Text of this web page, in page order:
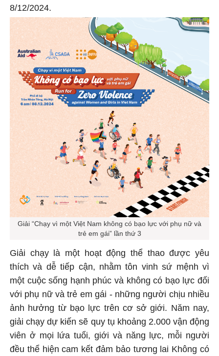
8/12/2024.
Giải “Chạy vì một Việt Nam không có bạo lực với phụ nữ và
trẻ em gái” lần thứ 3
Giải chạy là một hoạt động thể thao được yêu
thích và dễ tiếp cận, nhằm tôn vinh sứ mệnh vì
một cuộc sống hạnh phúc và không có bạo lực đối
với phụ nữ và trẻ em gái - những người chịu nhiều
ảnh hưởng từ bạo lực trên cơ sở giới. Năm nay,
giải chạy dự kiến sẽ quy tụ khoảng 2.000 vận động
viên ở mọi lứa tuổi, giới và năng lực, mỗi người
đều thể hiện cam kết đảm bảo tương lai Không có